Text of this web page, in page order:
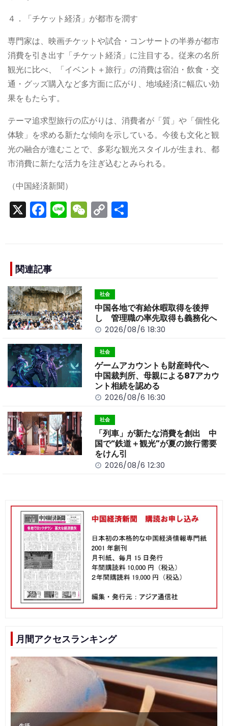
４．「チケット経済」が都市を潤す
専門家は、映画チケットや試合・コンサートの半券が都市
消費を引き出す「チケット経済」に注目する。従来の名所
観光に比べ、「イベント＋旅行」の消費は宿泊・飲食・交
通・グッズ購入など多方面に広がり、地域経済に幅広い効
果をもたらす。
テーマ追求型旅行の広がりは、消費者が「質」や「個性化
体験」を求める新たな傾向を示している。今後も文化と観
光の融合が進むことで、多彩な観光スタイルが生まれ、都
市消費に新たな活力を注ぎ込むとみられる。
（中国経済新聞）
X F
e
b
o
o
k
Li W C
n
k
関連記事
社会
中国各地で有給休暇取得を後押
し 管理職の率先取得も義務化へ
2026/08/6 18:30
社会
ゲームアカウントも財産時代へ
中国裁判所、母親による87アカウ
ント相続を認める
2026/08/6 16:30
社会
「列車」が新たな消費を創出 中
国で“鉄道＋観光”が夏の旅行需要
をけん引
2026/08/6 12:30
月間アクセスランキング